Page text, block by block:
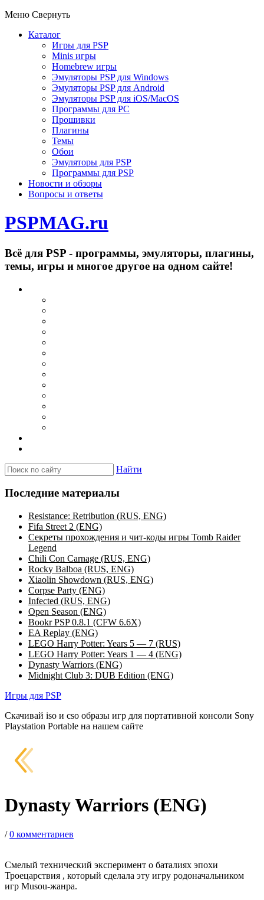
Меню Свернуть
Каталог
Игры для PSP
Minis игры
Homebrew игры
Эмуляторы PSP для Windows
Эмуляторы PSP для Android
Эмуляторы PSP для iOS/MacOS
Программы для PC
Прошивки
Плагины
Темы
Обои
Эмуляторы для PSP
Программы для PSP
Новости и обзоры
Вопросы и ответы
PSPMAG.ru
Всё для PSP - программы, эмуляторы, плагины,
темы, игры и многое другое на одном сайте!
Найти
Последние материалы
Resistance: Retribution (RUS, ENG)
Fifa Street 2 (ENG)
Секреты прохождения и чит-коды игры Tomb Raider
Legend
Chili Con Carnage (RUS, ENG)
Rocky Balboa (RUS, ENG)
Xiaolin Showdown (RUS, ENG)
Corpse Party (ENG)
Infected (RUS, ENG)
Open Season (ENG)
Bookr PSP 0.8.1 (CFW 6.6X)
EA Replay (ENG)
LEGO Harry Potter: Years 5 — 7 (RUS)
LEGO Harry Potter: Years 1 — 4 (ENG)
Dynasty Warriors (ENG)
Midnight Club 3: DUB Edition (ENG)
Игры для PSP
Скачивай iso и cso образы игр для портативной консоли Sony
Playstation Portable на нашем сайте
Dynasty Warriors (ENG)
/0 комментариев
Смелый технический эксперимент о баталиях эпохи
Троецарствия , который сделала эту игру родоначальником
игр Musou-жанра.